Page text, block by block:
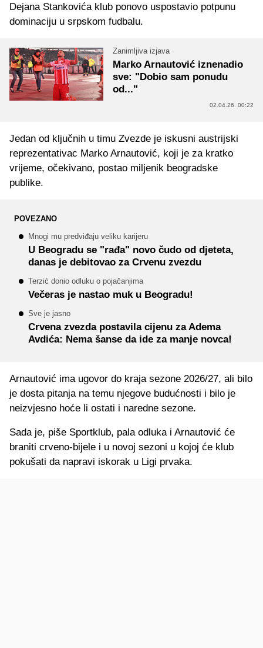
Dejana Stankovića klub ponovo uspostavio potpunu
dominaciju u srpskom fudbalu.
Zanimljiva izjava
Marko Arnautović iznenadio
sve: "Dobio sam ponudu
od..."
02.04.26. 00:22
Jedan od ključnih u timu Zvezde je iskusni austrijski
reprezentativac Marko Arnautović, koji je za kratko
vrijeme, očekivano, postao miljenik beogradske
publike.
POVEZANO
Mnogi mu predviđaju veliku karijeru
U Beogradu se "rađa" novo čudo od djeteta,
danas je debitovao za Crvenu zvezdu
Terzić donio odluku o pojačanjima
Večeras je nastao muk u Beogradu!
Sve je jasno
Crvena zvezda postavila cijenu za Adema
Avdića: Nema šanse da ide za manje novca!
Arnautović ima ugovor do kraja sezone 2026/27, ali bilo
je dosta pitanja na temu njegove budućnosti i bilo je
neizvjesno hoće li ostati i naredne sezone.
Sada je, piše Sportklub, pala odluka i Arnautović će
braniti crveno-bijele i u novoj sezoni u kojoj će klub
pokušati da napravi iskorak u Ligi prvaka.